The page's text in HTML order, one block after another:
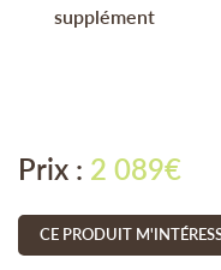
supplément
Prix : 2 089€
CE PRODUIT